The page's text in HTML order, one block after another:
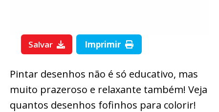
Salvar Imprimir
Pintar desenhos não é só educativo, mas
muito prazeroso e relaxante também! Veja
quantos desenhos fofinhos para colorir!